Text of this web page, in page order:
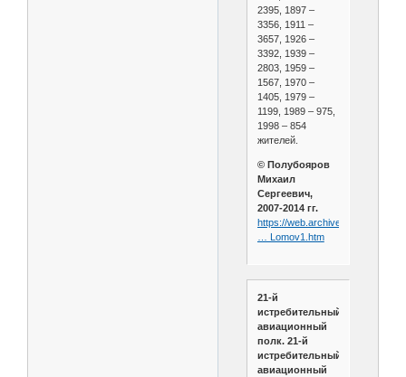
2395, 1897 –
3356, 1911 –
3657, 1926 –
3392, 1939 –
2803, 1959 –
1567, 1970 –
1405, 1979 –
1199, 1989 – 975,
1998 – 854
жителей.
© Полубояров
Михаил
Сергеевич,
2007-2014 гг.
https://web.archive.org/web/
… Lomov1.htm
21-й
истребительный
авиационный
полк. 21-й
истребительный
авиационный